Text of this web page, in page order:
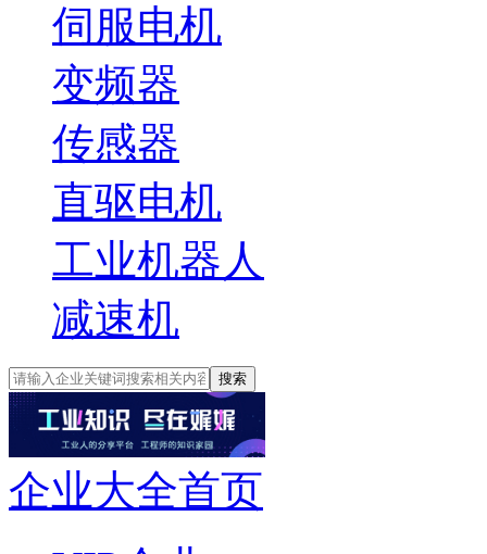
伺服电机
变频器
传感器
直驱电机
工业机器人
减速机
搜索
企业大全首页